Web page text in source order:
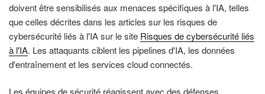
doivent être sensibilisés aux menaces spécifiques à l'IA, telles
que celles décrites dans les articles sur les risques de
cybersécurité liés à l'IA sur le site Risques de cybersécurité liés
à l'IA. Les attaquants ciblent les pipelines d'IA, les données
d'entraînement et les services cloud connectés.